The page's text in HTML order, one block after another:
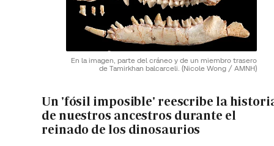
En la imagen, parte del cráneo y de un miembro trasero
de Tamirkhan balcarceli. (Nicole Wong / AMNH)
Un 'fósil imposible' reescribe la
de nuestros ancestros durante el
reinado de los dinosaurios